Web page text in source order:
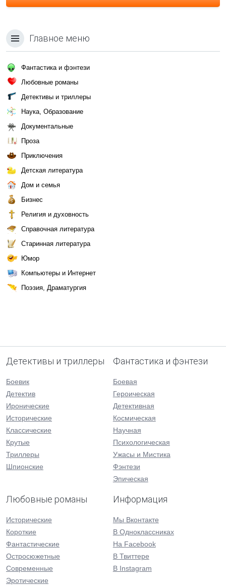
Главное меню
Фантастика и фэнтези
Любовные романы
Детективы и триллеры
Наука, Образование
Документальные
Проза
Приключения
Детская литература
Дом и семья
Бизнес
Религия и духовность
Справочная литература
Старинная литература
Юмор
Компьютеры и Интернет
Поэзия, Драматургия
Детективы и триллеры
Боевик
Детектив
Иронические
Исторические
Классические
Крутые
Триллеры
Шпионские
Фантастика и фэнтези
Боевая
Героическая
Детективная
Космическая
Научная
Психологическая
Ужасы и Мистика
Фэнтези
Эпическая
Любовные романы
Исторические
Короткие
Фантастические
Остросюжетные
Современные
Эротические
Информация
Мы Вконтакте
В Одноклассниках
На Facebook
В Твиттере
В Instagram